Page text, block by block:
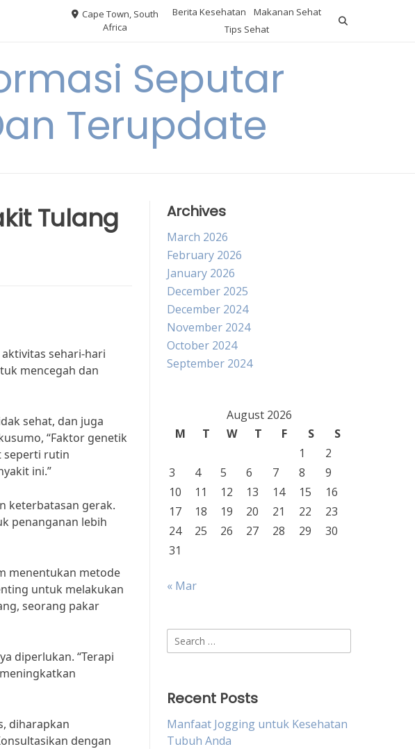
Cape Town, South
Africa
Berita Kesehatan
Makanan Sehat
Tips Sehat
Seputar
Terupdate
Tulang
sehari-hari
mencegah dan
sehat, dan juga
“Faktor genetik
seperti rutin
ini.”
keterbatasan gerak.
penanganan lebih
menentukan metode
untuk melakukan
seorang pakar
diperlukan. “Terapi
diharapkan
dengan
Archives
March 2026
February 2026
January 2026
December 2025
December 2024
November 2024
October 2024
September 2024
August 2026
M
T W T F S
S
1
2
3
4 5 6 7 8
9
10
11 12 13 14 15
16
17
18 19 20 21 22
23
24
25 26 27 28 29
30
31
« Mar
Search
for:
Recent Posts
Manfaat Jogging untuk Kesehatan
Tubuh Anda